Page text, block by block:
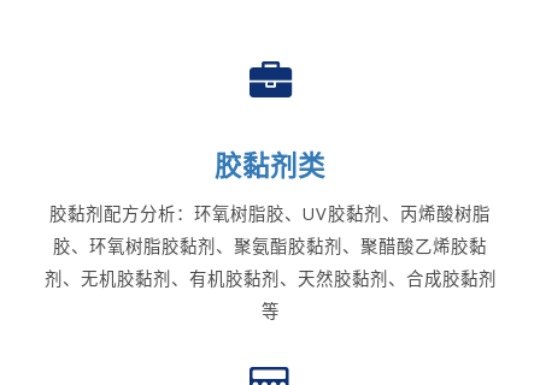
胶黏剂类
胶黏剂配方分析：环氧树脂胶、UV胶黏剂、丙烯酸树脂
胶、环氧树脂胶黏剂、聚氨酯胶黏剂、聚醋酸乙烯胶黏
剂、无机胶黏剂、有机胶黏剂、天然胶黏剂、合成胶黏剂
等